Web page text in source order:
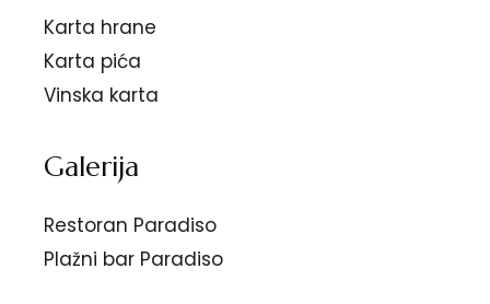
Karta hrane
Karta pića
Vinska karta
Galerija
Restoran Paradiso
Plažni bar Paradiso